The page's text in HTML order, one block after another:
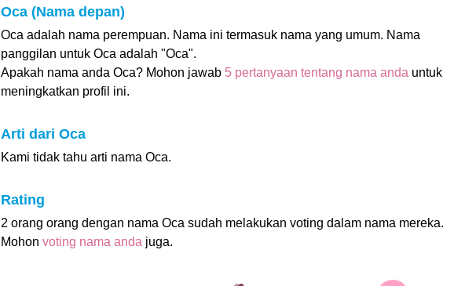
Oca (Nama depan)
Oca adalah nama perempuan. Nama ini termasuk nama yang umum. Nama
panggilan untuk Oca adalah "Oca".
Apakah nama anda Oca? Mohon jawab 5 pertanyaan tentang nama anda untuk
meningkatkan profil ini.
Arti dari Oca
Kami tidak tahu arti nama Oca.
Rating
2 orang orang dengan nama Oca sudah melakukan voting dalam nama mereka.
Mohon voting nama anda juga.